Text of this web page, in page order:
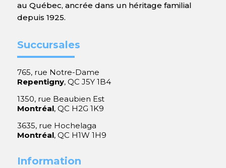
au Québec, ancrée dans un héritage familial
depuis 1925.
Succursales
765, rue Notre-Dame
Repentigny, QC J5Y 1B4
1350, rue Beaubien Est
Montréal, QC H2G 1K9
3635, rue Hochelaga
Montréal, QC H1W 1H9
Information